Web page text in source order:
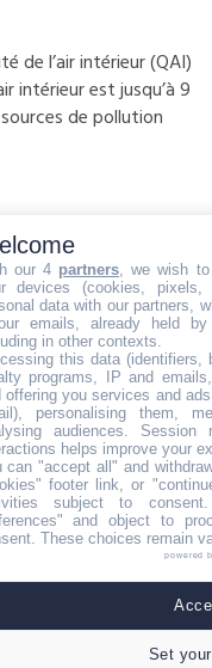
de l’air intérieur (QAI)
intérieur est jusqu’à 9
de pollution
et encore !
ShareFacebook
TwitterLinkedIn
à risque : nous
sont déjà en
selon le RNSA
les...
our 4 partners , we wish
devices (cookies,
data with our partners,
emails, already held
in other contexts.
this data (identifiers,
programs, IP and
offering you services and
personalising them,
audiences.
helps improve your
can "accept all" and
footer link, or
subject to
and object to
These choices remain
powered
Set